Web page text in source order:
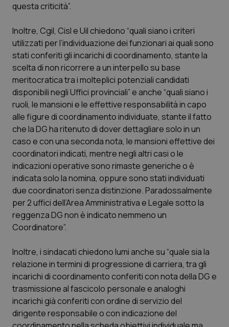
Liguria
Lombardia
Marche
Molise
Piemonte
Provincia Autonoma di Bolzano
Provincia Autonoma di Trento
Puglia
Sardegna
Sicilia
Toscana
Umbria
Disturbi dell’umore
Dolore
Donna & Salute
Epatiti
HIV
Infezioni & Febbre
Ipertensione & Scompenso
Malattie rare
Malattia di Crohn & Rettocolite Ulcerosa
Neuroscienze & patologie neurodegenerative
Obesità
Oftalmologia
questa criticità”.
Inoltre, Cgil, Cisl e Uil chiedono “quali siano i criteri
utilizzati per l’individuazione dei funzionari ai quali sono
stati conferiti gli incarichi di coordinamento, stante la
scelta di non ricorrere a un interpello su base
meritocratica tra i molteplici potenziali candidati
disponibili negli Uffici provinciali” e anche “quali siano i
ruoli, le mansioni e le effettive responsabilità in capo
alle figure di coordinamento individuate, stante il fatto
che la DG ha ritenuto di dover dettagliare solo in un
caso e con una seconda nota, le mansioni effettive dei
coordinatori indicati, mentre negli altri casi o le
indicazioni operative sono rimaste generiche o è
indicata solo la nomina, oppure sono stati individuati
due coordinatori senza distinzione. Paradossalmente
per 2 uffici dell’Area Amministrativa e Legale sotto la
reggenza DG non è indicato nemmeno un
Coordinatore”.
Inoltre, i sindacati chiedono lumi anche su “quale sia la
relazione in termini di progressione di carriera, tra gli
incarichi di coordinamento conferiti con nota della DG e
trasmissione al fascicolo personale e analoghi
incarichi già conferiti con ordine di servizio del
dirigente responsabile o con indicazione del